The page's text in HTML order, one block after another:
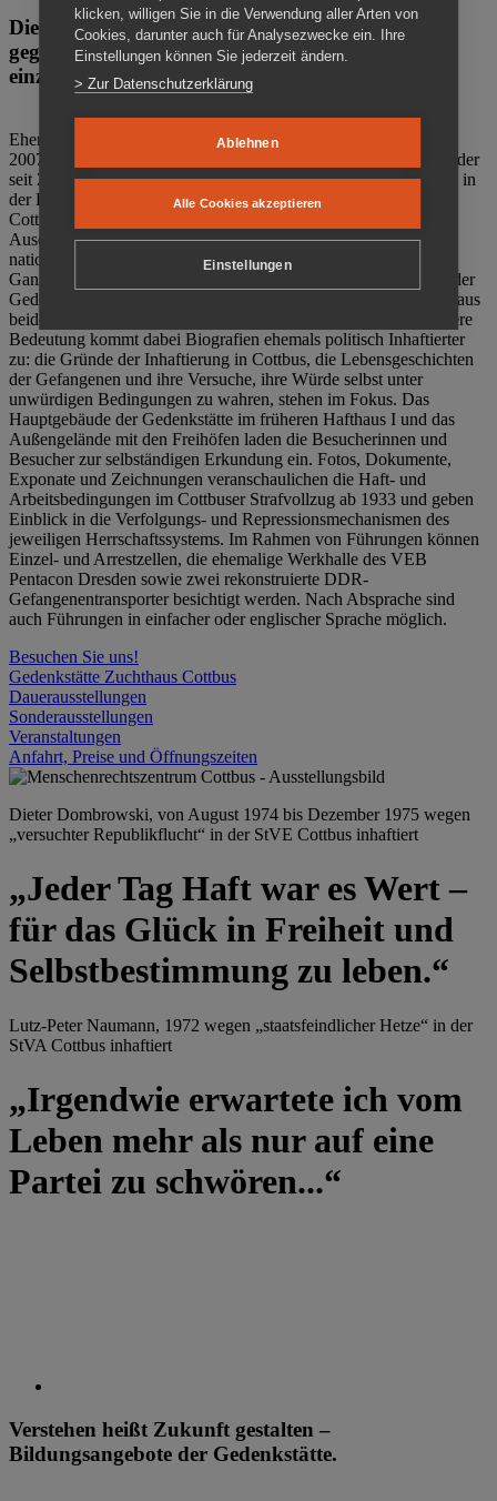
Die Gedenkstätte Zuchthaus Cottbus ist ein Ort
gegen das Vergessen. Anschaulich, nah und
einzigartig.
Ehemalige politische Häftlinge der DDR gründeten im Oktober
2007 den Verein Menschenrechtszentrum Cottbus e. V. (MRZ), der
seit 2011 Eigentümer des ehemaligen Gefängnisses (1860-2002) in
der Bautzener Straße und Träger der Gedenkstätte Zuchthaus
Cottbus ist. Im Zentrum der Arbeit der Gedenkstätte steht die
Auseinandersetzung mit politischem Unrecht während der
nationalsozialistischen Terrorherrschaft und der SED-Diktatur.
Ganzjährig zeigen mehrere Dauer- und Sonderausstellungen in der
Gedenkstätte Zuchthaus Cottbus Beispiele politischen Unrechts aus
beiden deutschen Diktaturen des 20. Jahrhunderts. Eine besondere
Bedeutung kommt dabei Biografien ehemals politisch Inhaftierter
zu: die Gründe der Inhaftierung in Cottbus, die Lebensgeschichten
der Gefangenen und ihre Versuche, ihre Würde selbst unter
unwürdigen Bedingungen zu wahren, stehen im Fokus. Das
Hauptgebäude der Gedenkstätte im früheren Hafthaus I und das
Außengelände mit den Freihöfen laden die Besucherinnen und
Besucher zur selbständigen Erkundung ein. Fotos, Dokumente,
Exponate und Zeichnungen veranschaulichen die Haft- und
Arbeitsbedingungen im Cottbuser Strafvollzug ab 1933 und geben
Einblick in die Verfolgungs- und Repressionsmechanismen des
jeweiligen Herrschaftssystems. Im Rahmen von Führungen können
Einzel- und Arrestzellen, die ehemalige Werkhalle des VEB
Pentacon Dresden sowie zwei rekonstruierte DDR-
Gefangenentransporter besichtigt werden. Nach Absprache sind
auch Führungen in einfacher oder englischer Sprache möglich.
Besuchen Sie uns!
Gedenkstätte Zuchthaus Cottbus
Dauerausstellungen
Sonderausstellungen
Veranstaltungen
Anfahrt, Preise und Öffnungszeiten
Dieter Dombrowski, von August 1974 bis Dezember 1975 wegen
„versuchter Republikflucht“ in der StVE Cottbus inhaftiert
„Jeder Tag Haft war es Wert –
für das Glück in Freiheit und
Selbstbestimmung zu leben.“
Lutz-Peter Naumann, 1972 wegen „staatsfeindlicher Hetze“ in der
StVA Cottbus inhaftiert
„Irgendwie erwartete ich vom
Leben mehr als nur auf eine
Partei zu schwören...“
Verstehen heißt Zukunft gestalten –
Bildungsangebote der Gedenkstätte.
klicken, willigen Sie in die Verwendung aller Arten von
Cookies, darunter auch für Analysezwecke ein. Ihre
Einstellungen können Sie jederzeit ändern.
> Zur Datenschutzerklärung
Ablehnen
Alle Cookies akzeptieren
Einstellungen